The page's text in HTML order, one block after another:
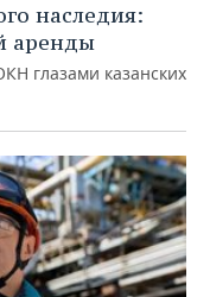
наследия:
аренды
глазами казанских